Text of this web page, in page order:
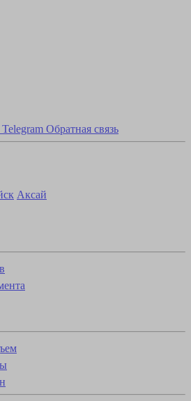
Telegram Обратная связь
Аксай